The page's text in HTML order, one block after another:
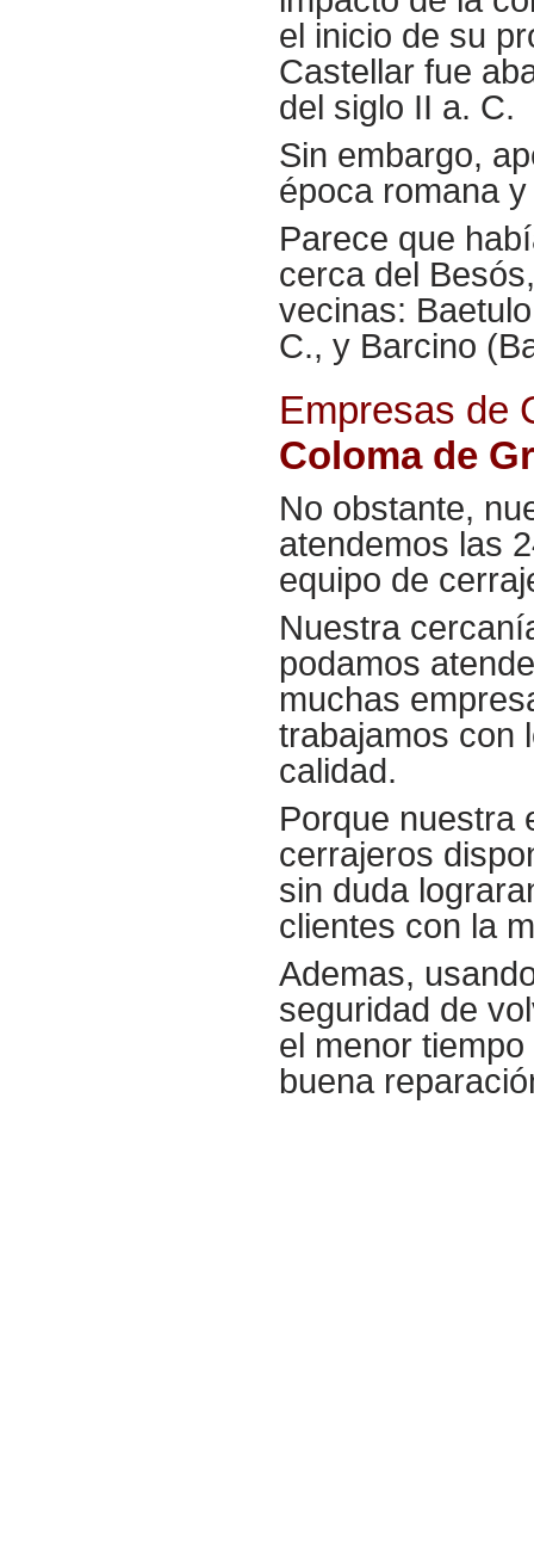
el inicio de su
Castellar fue
del siglo II a. C.
Sin embargo,
época romana
Parece que
cerca del
vecinas:
C., y Barcino
Empresas de
Coloma de
No obstante,
atendemos las
equipo de
Nuestra
podamos
muchas
trabajamos con
calidad.
Porque nuestra
cerrajeros
sin duda
clientes con la
Ademas,
seguridad de
el menor
buena